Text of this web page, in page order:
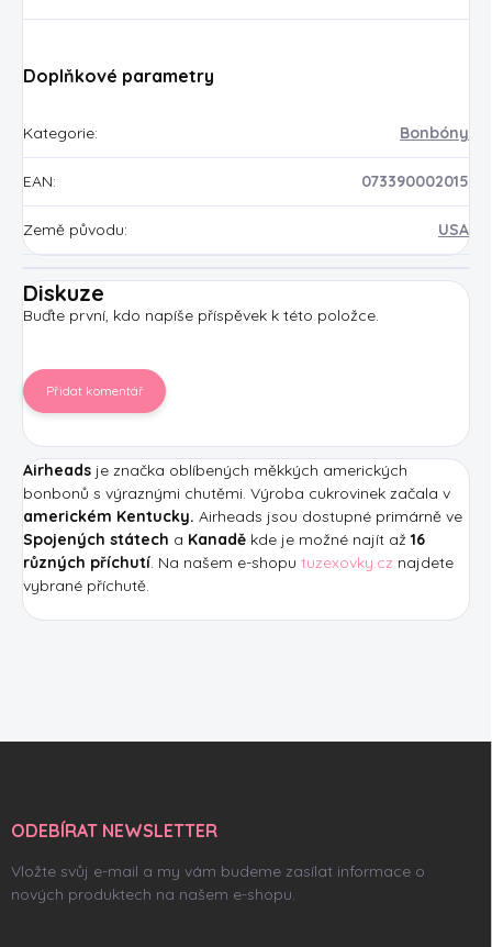
Doplňkové parametry
Kategorie: Bonbóny
EAN: 073390002015
Země původu: USA
Diskuze
Buďte první, kdo napíše příspěvek k této položce.
Přidat komentář
Airheads je značka oblíbených měkkých amerických
bonbonů s výraznými chutěmi. Výroba cukrovinek začala v
americkém Kentucky. Airheads jsou dostupné primárně ve
Spojených státech a Kanadě kde je možné najít až 16
různých příchutí. Na našem e-shopu tuzexovky.cz najdete
vybrané příchutě.
aODEBÍRAT NEWSLETTER
Vložte svůj e-mail a my vám budeme zasílat informace o
nových produktech na našem e-shopu.